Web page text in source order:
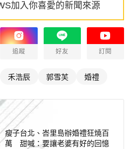
加入你喜愛的新聞來源
追蹤 好友 訂閱
禾浩辰 郭雪芙 婚禮
瘦子台北、峇里島辦婚禮狂燒百
萬 甜喊：要讓老婆有好的回憶